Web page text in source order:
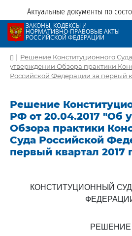
Актуальные документы по
ЗАКОНЫ, КОДЕКСЫ И
НОРМАТИВНО-ПРАВОВЫЕ АКТЫ
РОССИЙСКОЙ ФЕДЕРАЦИИ
| Решение Конституционного
утверждении Обзора практики
Российской Федерации за первый
Решение
РФ от 20.04.2017 "Об
Обзора практики
Суда Российской
первый квартал 2017
КОНСТИТУЦИОННЫЙ
РЕШЕНИЕ